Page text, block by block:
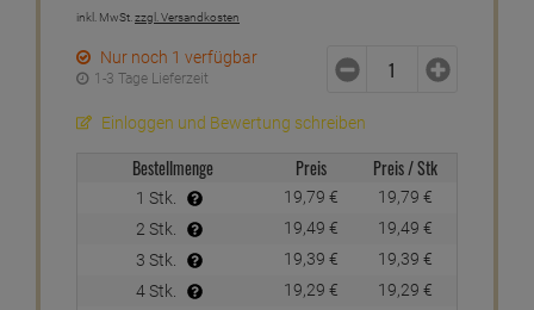
inkl. MwSt.zzgl. Versandkosten
Nur noch 1 verfügbar
1-3 Tage Lieferzeit
Einloggen und Bewertung schreiben
Bestellmenge Preis Preis / Stk
1 Stk. 19,79 € 19,79 €
2 Stk.
19,49 € 19,49 €
3 Stk.
19,39 € 19,39 €
4 Stk.
19,29 € 19,29 €